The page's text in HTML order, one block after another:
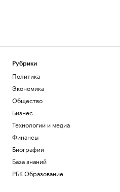
Рубрики
Политика
Экономика
Общество
Бизнес
Технологии и медиа
Финансы
Биографии
База знаний
РБК Образование